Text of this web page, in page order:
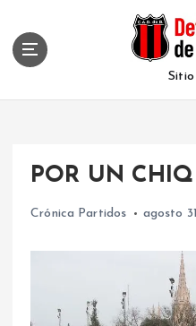
Sitio
POR UN
Crónica Partidos agosto